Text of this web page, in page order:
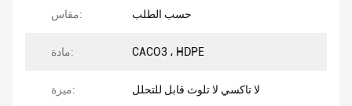
مقاس: حسب الطلب
مادة: CACO3 ، HDPE
ميزة: لا تاكسي لا تلوث قابل للتحلل